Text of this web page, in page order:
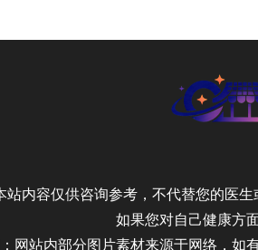
站内容仅供咨询参考，不代替您的医
如果您对自己健康方
网站内部分图片素材来源于网络，如